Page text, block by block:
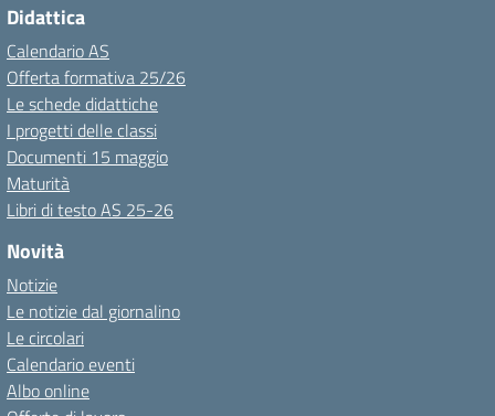
Didattica
Calendario AS
Offerta formativa 25/26
Le schede didattiche
I progetti delle classi
Documenti 15 maggio
Maturità
Libri di testo AS 25-26
Novità
Notizie
Le notizie dal giornalino
Le circolari
Calendario eventi
Albo online